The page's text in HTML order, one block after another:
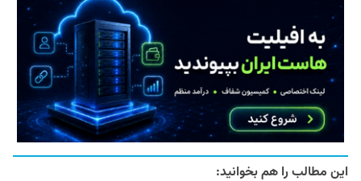
این مطالب را هم بخوانید: